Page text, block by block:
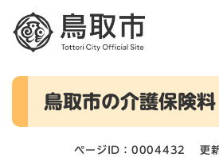
メニューを飛ばして
本
鳥取市の介護保険料
ページID：0004432 更